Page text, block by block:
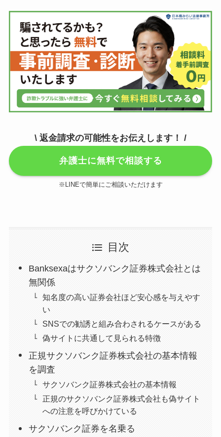
\ 返金請求の可能性をお伝えします！ /
弁護士に無料で相談する
※LINEで簡単にご相談いただけます
目次
Banksexaはサクソバンク証券株式会社とは
無関係
知名度の高い証券会社ほど安心感を与えやす
い
SNSでの勧誘と組み合わされるケースがある
偽サイトに共通して見られる特徴
正規サクソバンク証券株式会社の基本情報
を調査
サクソバンク証券株式会社の基本情報
正規のサクソバンク証券株式会社も偽サイト
への注意を呼びかけている
サクソバンク証券を名乗る